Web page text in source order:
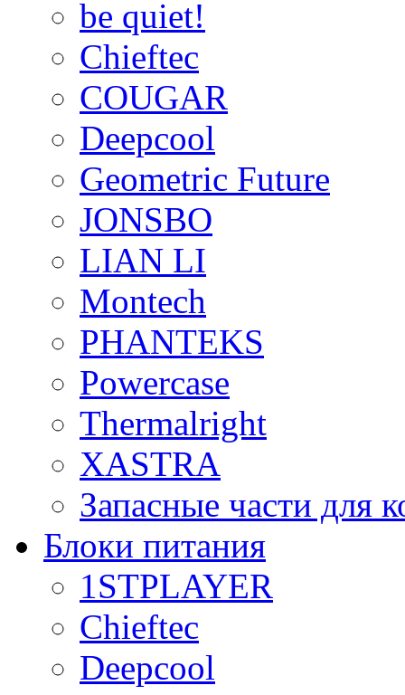
be quiet!
Chieftec
COUGAR
Deepcool
Geometric Future
JONSBO
LIAN LI
Montech
PHANTEKS
Powercase
Thermalright
XASTRA
Запасные части для
Блоки питания
1STPLAYER
Chieftec
Deepcool